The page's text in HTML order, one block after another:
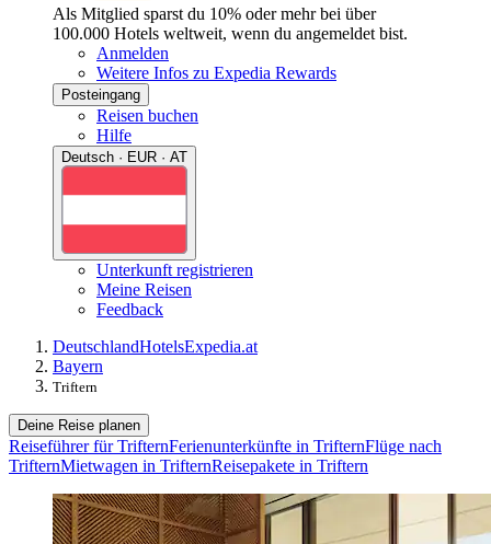
Als Mitglied sparst du 10% oder mehr bei über
100.000 Hotels weltweit, wenn du angemeldet bist.
Anmelden
Weitere Infos zu Expedia Rewards
Posteingang
Reisen buchen
Hilfe
Deutsch · EUR · AT
Unterkunft registrieren
Meine Reisen
Feedback
DeutschlandHotelsExpedia.at
Bayern
Triftern
Deine Reise planen
Reiseführer für TrifternFerienunterkünfte in TrifternFlüge nach
TrifternMietwagen in TrifternReisepakete in Triftern